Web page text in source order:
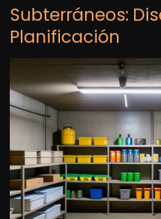
Subterráneos:
Planificación